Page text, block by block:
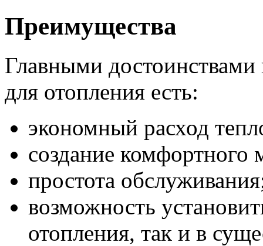
Преимущества
Главными достоинствами
для отопления есть:
экономный расход
создание
простота
возможность
отопления, так и в